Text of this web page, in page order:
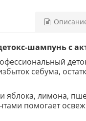
шампунь с
себума,
яблока, лимона,
помогает